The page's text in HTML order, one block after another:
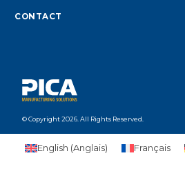
CONTACT
© Copyright 2026. All Rights Reserved.
English (Anglais) Français